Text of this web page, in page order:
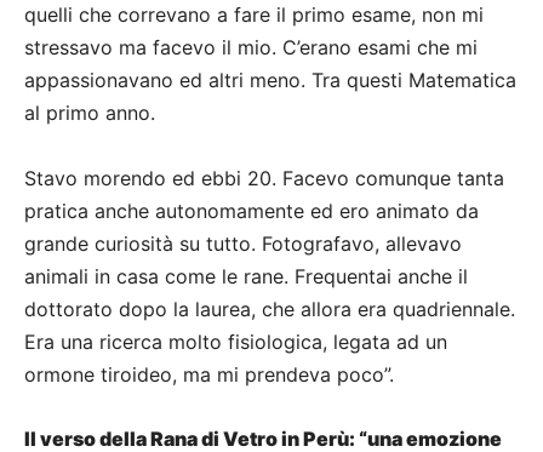
quelli che correvano a fare il primo esame, non mi
stressavo ma facevo il mio. C’erano esami che mi
appassionavano ed altri meno. Tra questi Matematica
al primo anno.
Stavo morendo ed ebbi 20. Facevo comunque tanta
pratica anche autonomamente ed ero animato da
grande curiosità su tutto. Fotografavo, allevavo
animali in casa come le rane. Frequentai anche il
dottorato dopo la laurea, che allora era quadriennale.
Era una ricerca molto fisiologica, legata ad un
ormone tiroideo, ma mi prendeva poco”.
Il verso della Rana di Vetro in Perù: “una emozione